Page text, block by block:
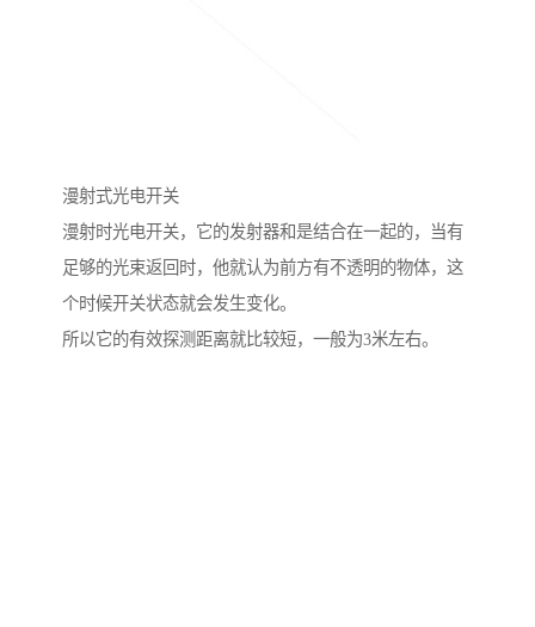
漫射式光电开关
漫射时光电开关，它的发射器和是结合在一起的，当有
足够的光束返回时，他就认为前方有不透明的物体，这
个时候开关状态就会发生变化。
所以它的有效探测距离就比较短，一般为3米左右。